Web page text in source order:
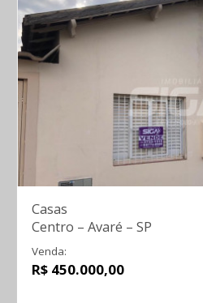
Casas
Centro – Avaré – SP
Venda:
R$ 450.000,00